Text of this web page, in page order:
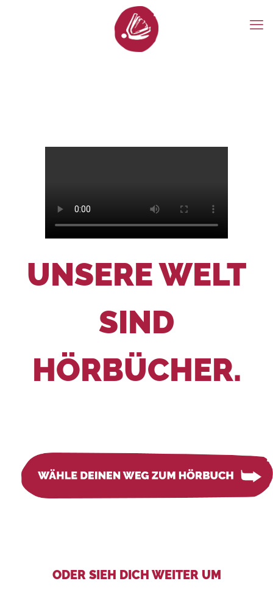
UNSERE WELT
SIND
HÖRBÜCHER.
ODER SIEH DICH WEITER UM